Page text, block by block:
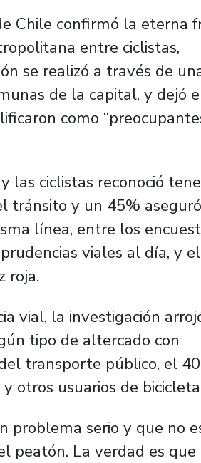
Chile confirmó la eterna
entre ciclistas,
se realizó a través de
de la capital, y dejó
como
las ciclistas reconoció
tránsito y un 45% aseguró
línea, entre los
viales al día, y
roja.
vial, la investigación
tipo de altercado con
transporte público, el
otros usuarios de
problema serio y que no
peatón. La verdad es que